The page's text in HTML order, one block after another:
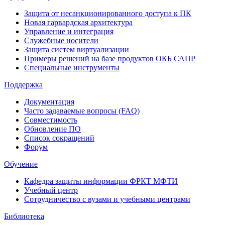
Защита от несанкционированного доступа к ПК
Новая гарвардская архитектура
Управление и интеграция
Служебные носители
Защита систем виртуализации
Примеры решений на базе продуктов ОКБ САПР
Специальные инструменты
Поддержка
Документация
Часто задаваемые вопросы (FAQ)
Совместимость
Обновление ПО
Список сокращений
Форум
Обучение
Кафедра защиты информации ФРКТ МФТИ
Учебный центр
Сотрудничество с вузами и учебными центрами
Библиотека